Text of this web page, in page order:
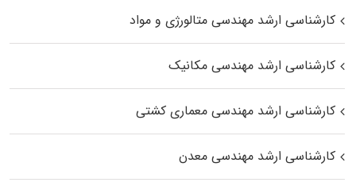
کارشناسی ارشد مهندسی متالورژی و مواد
کارشناسی ارشد مهندسی مکانیک
کارشناسی ارشد مهندسی معماری کشتی
کارشناسی ارشد مهندسی معدن